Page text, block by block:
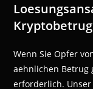
Kryptobetrug
Wenn Sie Opfer
aehnlichen Betrug
erforderlich.